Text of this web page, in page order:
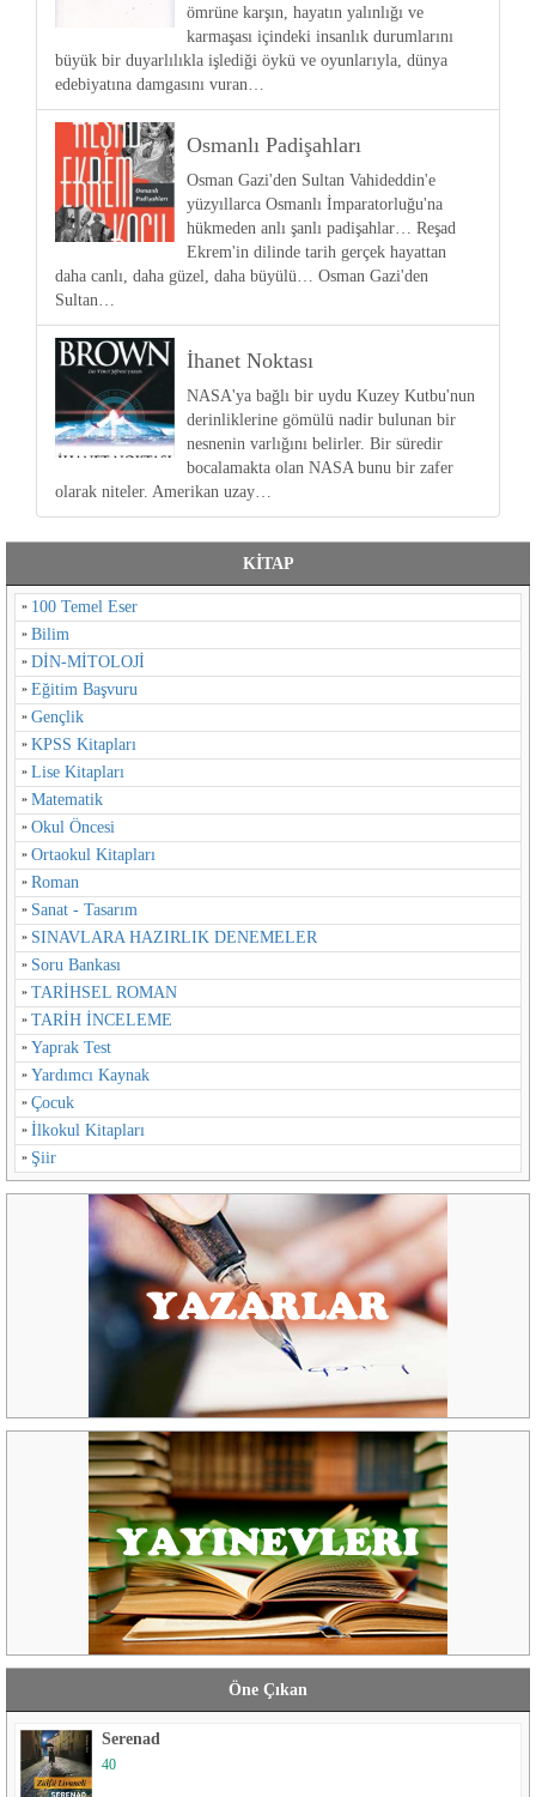
ömrüne karşın, hayatın yalınlığı ve
karmaşası içindeki insanlık durumlarını
büyük bir duyarlılıkla işlediği öykü ve oyunlarıyla, dünya
edebiyatına damgasını vuran…
Osmanlı Padişahları
Osman Gazi'den Sultan Vahideddin'e
yüzyıllarca Osmanlı İmparatorluğu'na
hükmeden anlı şanlı padişahlar… Reşad
Ekrem'in dilinde tarih gerçek hayattan
daha canlı, daha güzel, daha büyülü… Osman Gazi'den
Sultan…
İhanet Noktası
NASA'ya bağlı bir uydu Kuzey Kutbu'nun
derinliklerine gömülü nadir bulunan bir
nesnenin varlığını belirler. Bir süredir
bocalamakta olan NASA bunu bir zafer
olarak niteler. Amerikan uzay…
KİTAP
100 Temel Eser
Bilim
DİN-MİTOLOJİ
Eğitim Başvuru
Gençlik
KPSS Kitapları
Lise Kitapları
Matematik
Okul Öncesi
Ortaokul Kitapları
Roman
Sanat - Tasarım
SINAVLARA HAZIRLIK DENEMELER
Soru Bankası
TARİHSEL ROMAN
TARİH İNCELEME
Yaprak Test
Yardımcı Kaynak
Çocuk
İlkokul Kitapları
Şiir
Öne Çıkan
Serenad
40